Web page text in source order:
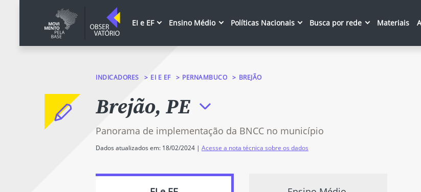
EI e EF Ensino Médio Políticas Nacionais Busca por rede Materiais
INDICADORES EI E EF PERNAMBUCO BREJÃO
Brejão, PE
Panorama de implementação da BNCC no município
Dados atualizados em: 18/02/2024 | Acesse a nota técnica sobre os dados